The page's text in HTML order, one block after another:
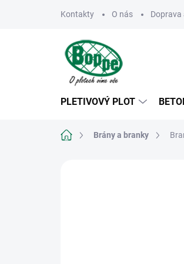
Kontakty O nás Doprava
PLETIVOVÝ PLOT
Domů Brány a branky